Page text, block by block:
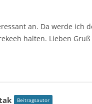
an. Da werde ich
halten. Lieben Gruß
Beitragsautor